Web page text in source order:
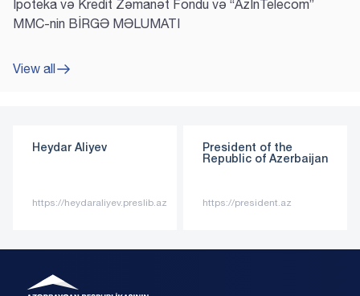
İpoteka və Kredit Zəmanət Fondu və “AzInTelecom”
MMC-nin BİRGƏ MƏLUMATI
View all
Aliyev
President of the
Republic of Azerbaijan
https://president.az
of the